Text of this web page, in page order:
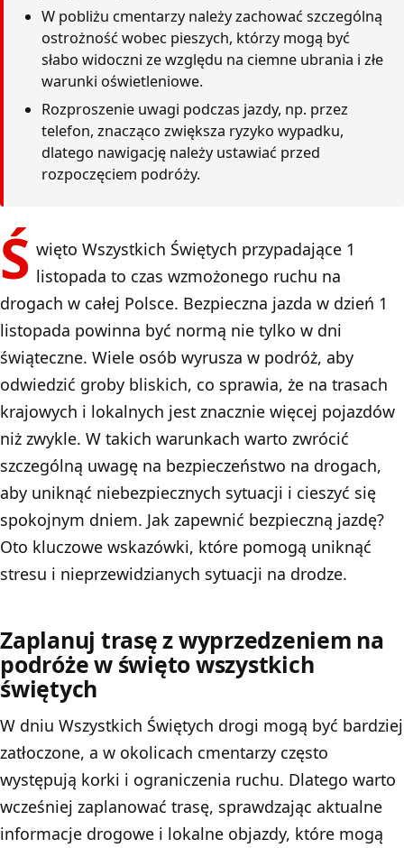
W pobliżu cmentarzy należy zachować szczególną
ostrożność wobec pieszych, którzy mogą być
słabo widoczni ze względu na ciemne ubrania i złe
warunki oświetleniowe.
Rozproszenie uwagi podczas jazdy, np. przez
telefon, znacząco zwiększa ryzyko wypadku,
dlatego nawigację należy ustawiać przed
rozpoczęciem podróży.
Ś więto Wszystkich Świętych przypadające 1
listopada to czas wzmożonego ruchu na
drogach w całej Polsce. Bezpieczna jazda w dzień 1
listopada powinna być normą nie tylko w dni
świąteczne. Wiele osób wyrusza w podróż, aby
odwiedzić groby bliskich, co sprawia, że na trasach
krajowych i lokalnych jest znacznie więcej pojazdów
niż zwykle. W takich warunkach warto zwrócić
szczególną uwagę na bezpieczeństwo na drogach,
aby uniknąć niebezpiecznych sytuacji i cieszyć się
spokojnym dniem. Jak zapewnić bezpieczną jazdę?
Oto kluczowe wskazówki, które pomogą uniknąć
stresu i nieprzewidzianych sytuacji na drodze.
Zaplanuj trasę z wyprzedzeniem na
podróże w święto wszystkich
świętych
W dniu Wszystkich Świętych drogi mogą być bardziej
zatłoczone, a w okolicach cmentarzy często
występują korki i ograniczenia ruchu. Dlatego warto
wcześniej zaplanować trasę, sprawdzając aktualne
informacje drogowe i lokalne objazdy, które mogą